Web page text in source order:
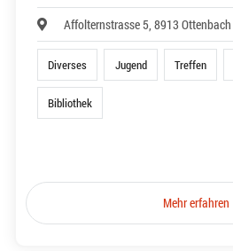
Affolternstrasse 5, 8913 Ottenbach
Diverses Jugend Treffen
Bibliothek
Mehr erfahren